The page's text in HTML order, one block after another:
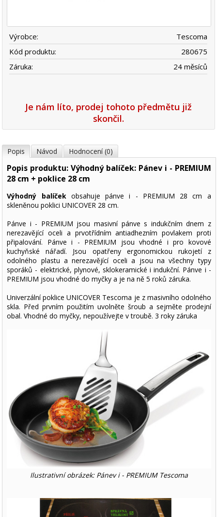
Výrobce:
Tescoma
Kód produktu:
280675
Záruka:
24 měsíců
Je nám líto, prodej tohoto předmětu již
skončil.
Popis Návod Hodnocení (0)
Popis produktu: Výhodný balíček: Pánev i - PREMIUM
28 cm + poklice 28 cm
Výhodný balíčekobsahuje pánve i - PREMIUM 28 cm a
skleněnou poklici UNICOVER 28 cm.
Pánve i - PREMIUM jsou masivní pánve s indukčním dnem z
nerezavějící oceli a prvotřídním antiadhezním povlakem proti
připalování. Pánve i - PREMIUM jsou vhodné i pro kovové
kuchyňské nářadí. Jsou opatřeny ergonomickou rukojetí z
odolného plastu a nerezavějící oceli a jsou na všechny typy
sporáků - elektrické, plynové, sklokeramické i indukční. Pánve i -
PREMIUM jsou vhodné do myčky a je na ně 5 roků záruka.
Univerzální poklice UNICOVER Tescoma je z masivního odolného
skla. Před prvním použitím uvolněte šroub a sejměte prodejní
obal. Vhodné do myčky, nepoužívejte v troubě. 3 roky záruka
Ilustrativní obrázek: Pánev i - PREMIUM Tescoma